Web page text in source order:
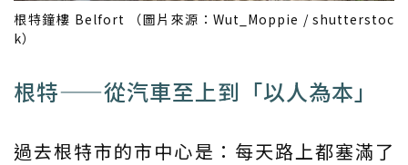
根特鐘樓 Belfort （圖片來源：Wut_Moppie / shutterstoc
k）
根特——從汽車至上到「以人為本」
過去根特市的市中心是：每天路上都塞滿了